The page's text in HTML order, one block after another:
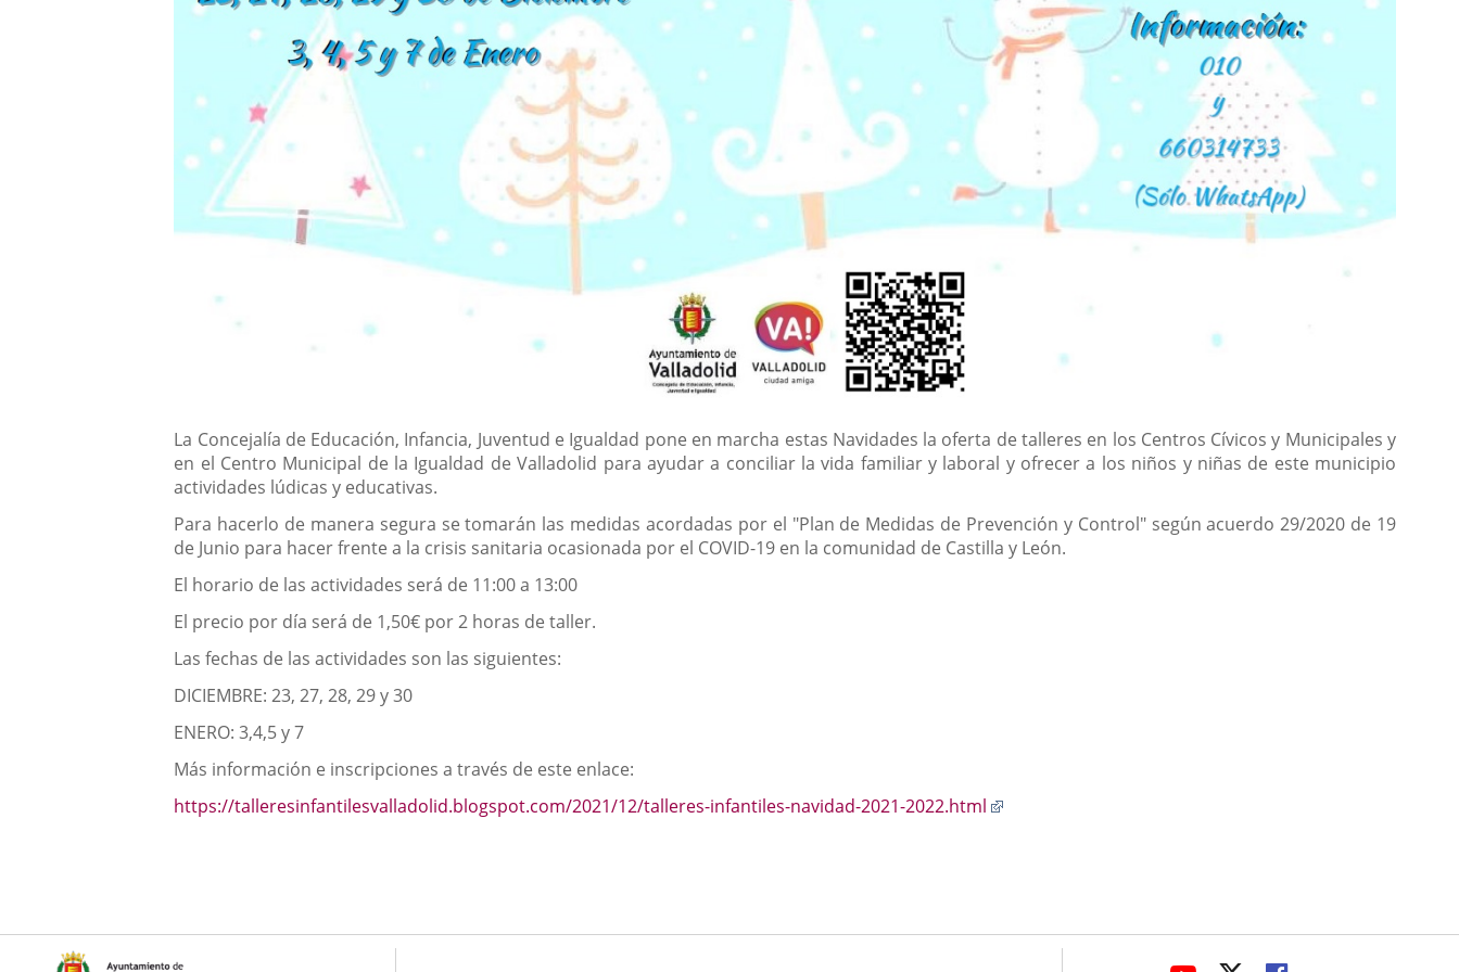
Descripción
La Concejalía de Educación, Infancia, Juventud e Igualdad pone en marcha estas Navidades la oferta de talleres en los Centros Cívicos y Municipales y
en el Centro Municipal de la Igualdad de Valladolid para ayudar a conciliar la vida familiar y laboral y ofrecer a los niños y niñas de este municipio
actividades lúdicas y educativas.
Para hacerlo de manera segura se tomarán las medidas acordadas por el "Plan de Medidas de Prevención y Control" según acuerdo 29/2020 de 19
de Junio para hacer frente a la crisis sanitaria ocasionada por el COVID-19 en la comunidad de Castilla y León.
El horario de las actividades será de 11:00 a 13:00
El precio por día será de 1,50€ por 2 horas de taller.
Las fechas de las actividades son las siguientes:
DICIEMBRE: 23, 27, 28, 29 y 30
ENERO: 3,4,5 y 7
Más información e inscripciones a través de este enlace:
https://talleresinfantilesvalladolid.blogspot.com/2021/12/talleres-infantiles-navidad-2021-2022.html